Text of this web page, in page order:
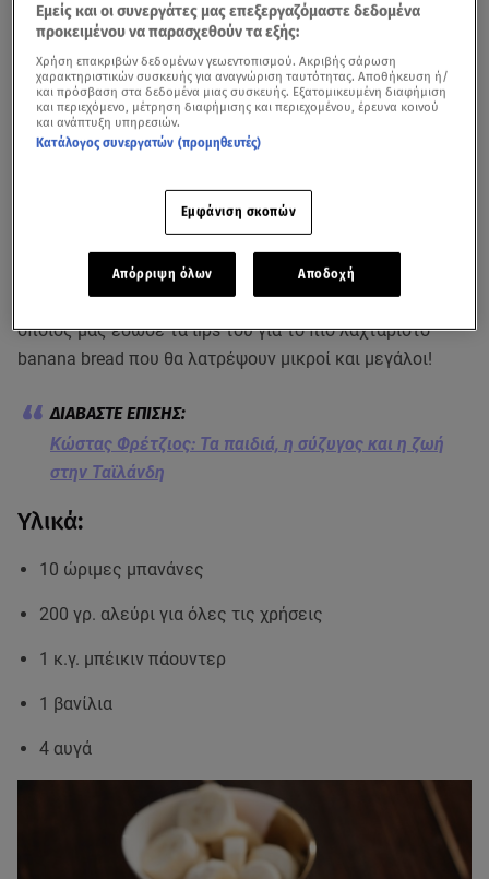
μπανανόψωμο
ένα είδος γλυκού ψωμιού ή κέικ που φτιάχνεται με
κύριο συστατικό τις πολτοποιημένες μπανάνες.
star.grσυνάντησε τον MasterChefΚώστα Φρέτζιο
οποίος μάς έδωσε τα tips του για το πιο λαχταριστό
banana bread που θα λατρέψουν μικροί και μεγάλοι!
Κώστας Φρέτζιος: Τα παιδιά, η σύζυγος και η ζωή
στην Ταϊλάνδη
Υλικά:
10 ώριμες μπανάνες
200 γρ. αλεύρι για όλες τις χρήσεις
1 κ.γ. μπέικιν πάουντερ
1 βανίλια
4 αυγά
Εμείς και οι συνεργάτες μας επεξεργαζόμαστε δεδομένα
προκειμένου να παρασχεθούν τα εξής:
Χρήση επακριβών δεδομένων γεωεντοπισμού. Ακριβής σάρωση
χαρακτηριστικών συσκευής για αναγνώριση ταυτότητας. Αποθήκευση ή/
και πρόσβαση στα δεδομένα μιας συσκευής. Εξατομικευμένη διαφήμιση
και περιεχόμενο, μέτρηση διαφήμισης και περιεχομένου, έρευνα κοινού
και ανάπτυξη υπηρεσιών.
Κατάλογος συνεργατών (προμηθευτές)
Εμφάνιση σκοπών
Απόρριψη όλων Αποδοχή